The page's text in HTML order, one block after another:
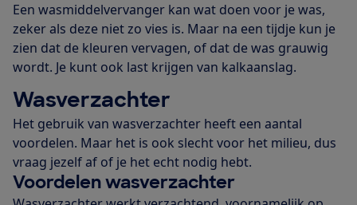
Een wasmiddelvervanger kan wat doen voor je was,
zeker als deze niet zo vies is. Maar na een tijdje kun je
zien dat de kleuren vervagen, of dat de was grauwig
wordt. Je kunt ook last krijgen van kalkaanslag.
Wasverzachter
Het gebruik van wasverzachter heeft een aantal
voordelen. Maar het is ook slecht voor het milieu, dus
vraag jezelf af of je het echt nodig hebt.
Voordelen wasverzachter